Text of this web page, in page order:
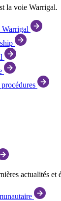
la voie Warrigal.
Warrigal
actualités et